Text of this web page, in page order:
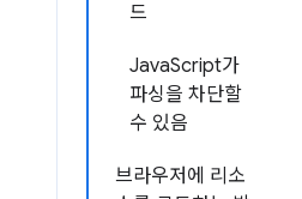
드
JavaScript가
파싱을 차단할
수 있음
브라우저에 리소